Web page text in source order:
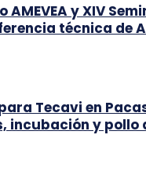
y XIV
técnica de
Tecavi en
incubación y pollo